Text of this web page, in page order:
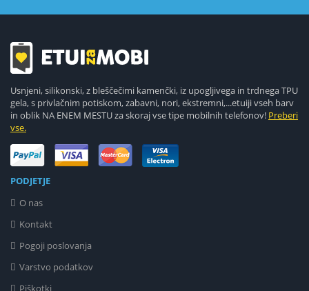
Usnjeni, silikonski, z bleščečimi kamenčki, iz upogljivega in trdnega TPU
gela, s privlačnim potiskom, zabavni, nori, ekstremni,...etuiji vseh barv
in oblik NA ENEM MESTU za skoraj vse tipe mobilnih telefonov! Preberi
vse.
PODJETJE
O nas
Kontakt
Pogoji poslovanja
Varstvo podatkov
Piškotki